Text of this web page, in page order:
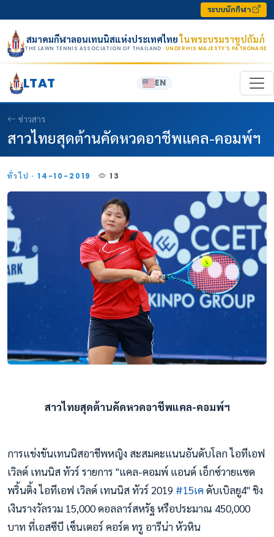
ระบบนักกีฬา
สมาคมกีฬาลอนเทนนิสแห่งประเทศไทยในพระบรมราชูปถัมภ์
THE LAWN TENNIS ASSOCIATION OF THAILAND · UNDER HIS MAJESTY’S PATRONAGE
LTAT EN
ข่าวสาร
สาวไทยสุดต้านคัดหวดอาชีพแคล-คอมพ์ฯ
ทั่วไป · 14-10-2019 13
สาวไทยสุดต้านคัดหวดอาชีพแคล-คอมพ์ฯ
การแข่งขันเทนนิสอาชีพหญิง สะสมคะแนนอันดับโลก ไอทีเอฟ
เวิลด์ เทนนิส ทัวร์ รายการ "แคล-คอมพ์ แอนด์ เอ็กซ์วายแซด
พริ้นติ้ง ไอทีเอฟ เวิลด์ เทนนิส ทัวร์ 2019 #15เคดับเบิลยู4" ชิง
เงินรางวัลรวม 15,000 ดอลลาร์สหรัฐ หรือประมาณ 450,000
บาท ที่เอสซีบี เซ็นเตอร์ คอร์ต ทรู อารีน่า หัวหิน